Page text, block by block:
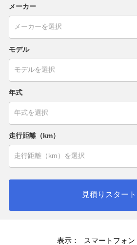
メーカー
モデル
年式
走行距離（km）
見積りスタート
表示： スマートフォン